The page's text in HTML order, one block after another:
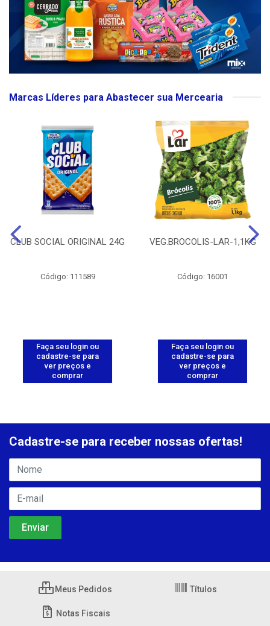
Marcas Líderes para Abastecer sua Mercearia
CLUB SOCIAL ORIGINAL 24G
Código: 111589
Faça seu login ou
cadastre-se para
ver preços e
comprar
VEG.BROCOLIS-LAR-1,1KG
Código: 16001
Faça seu login ou
cadastre-se para
ver preços e
comprar
Cadastre-se para receber nossas ofertas!
Meus Pedidos Títulos
Notas Fiscais